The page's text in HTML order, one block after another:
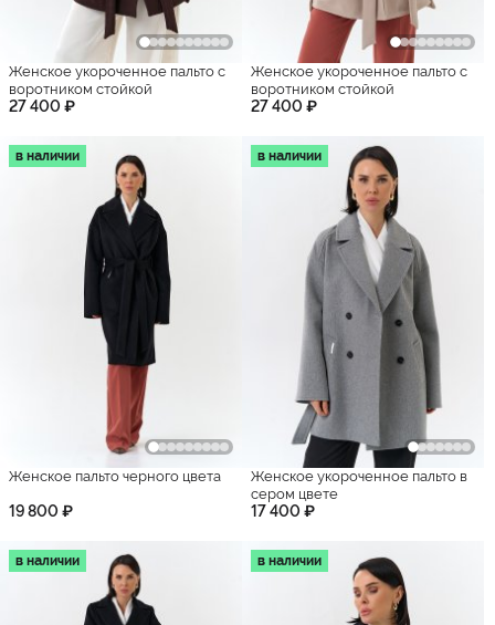
Женское укороченное пальто с
воротником стойкой
27 400 ₽
Женское укороченное пальто с
воротником стойкой
27 400 ₽
в наличии
Женское пальто черного цвета
19 800 ₽
в наличии
Женское укороченное пальто в
сером цвете
17 400 ₽
в наличии в наличии